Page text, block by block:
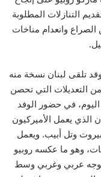
التنازلات المطلوبة
وانعدام مناخات
تلقى لبنان نسخة منه
التعديلات التي تحصن
في حضور الوفد
الذي يعمل الأميركيون
وتل أبيب. ويعمل
وهو ما عكسه روبيو
عربي وغربي وسط